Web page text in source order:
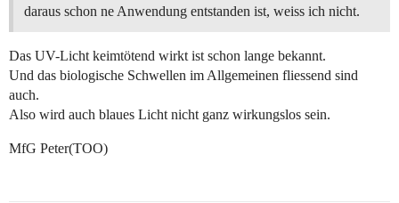
daraus schon ne Anwendung entstanden ist, weiss ich nicht.
Das UV-Licht keimtötend wirkt ist schon lange bekannt.
Und das biologische Schwellen im Allgemeinen fliessend sind
auch.
Also wird auch blaues Licht nicht ganz wirkungslos sein.
MfG Peter(TOO)